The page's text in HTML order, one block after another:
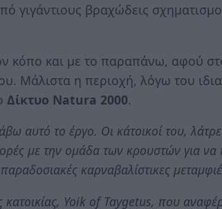
γιγάντιους βραχώδεις
κόπο και με το παραπάνω, αφού
Μάλιστα η περιοχή, λόγω του
Δίκτυο Natura 2000.
αυτό το έργο. Οι κάτοικοί του,
με την ομάδα των κρουστών για
καρναβαλίστικες
Yoik of Taygetus, που